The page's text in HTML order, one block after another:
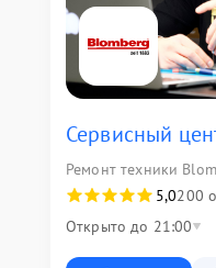
Сервисный
Ремонт техники
5,0200
Открыто до 21:00